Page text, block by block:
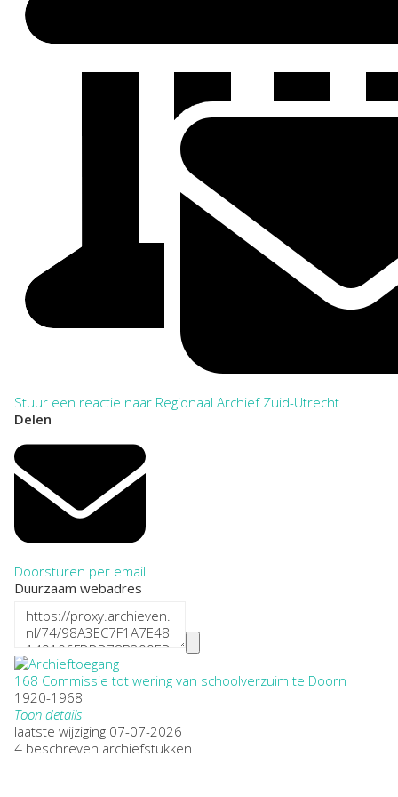
Stuur een reactie naar Regionaal Archief Zuid-Utrecht
Delen
Doorsturen per email
Duurzaam webadres
168 Commissie tot wering van schoolverzuim te Doorn
1920-1968
Toon details
Datering:
1920-1968
laatste wijziging 07-07-2026
4 beschreven archiefstukken